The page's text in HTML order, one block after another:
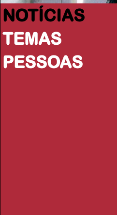
NOTÍCIAS
TEMAS
PESSOAS